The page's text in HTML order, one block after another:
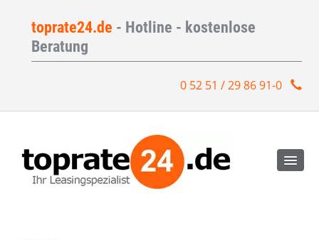
toprate24.de - Hotline - kostenlose
Beratung
0 52 51 / 29 86 91-0